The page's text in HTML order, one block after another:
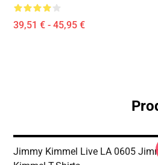
39,51 € - 45,95 €
Jimmy Kimmel Live LA 0605